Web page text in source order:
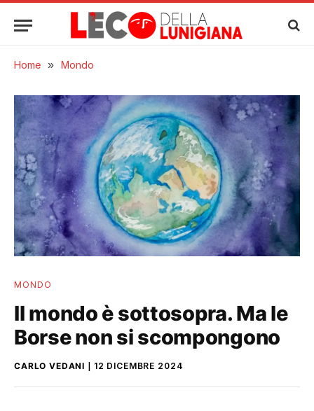
Home » Mondo
MONDO
Il mondo è sottosopra. Ma le
Borse non si scompongono
CARLO VEDANI 12 DICEMBRE 2024